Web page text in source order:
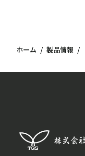
ホーム 製品情報